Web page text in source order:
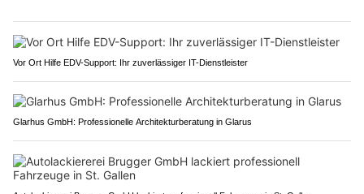
Vor Ort Hilfe EDV-Support: Ihr zuverlässiger IT-Dienstleister
Glarhus GmbH: Professionelle Architekturberatung in Glarus